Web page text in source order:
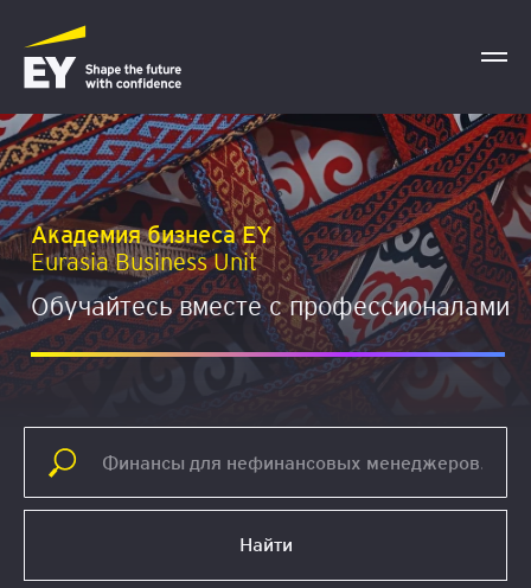
Обучайтесь вместе с профессионалами
Академия бизнеса EY
Eurasia Business Unit
Найти